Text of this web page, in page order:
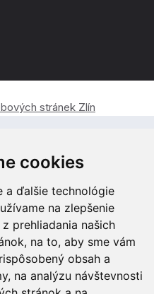
cookies
a ďalšie technológie
na zlepšenie
prehliadania našich
na to, aby sme vám
obsah a
na analýzu návštevnosti
stránek Zlín